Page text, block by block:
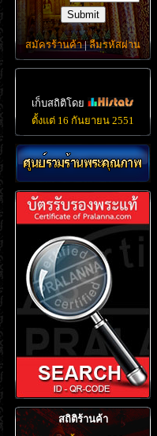
สมัครร้านค้า|ลืมรหัสผ่าน
เก็บสถิติโดย
ตั้งแต่ 16 กันยายน 2551
สถิติร้านค้า